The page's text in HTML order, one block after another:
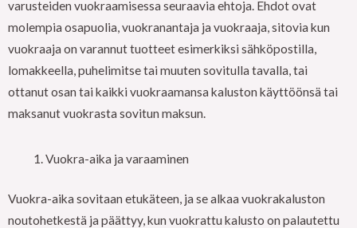
varusteiden vuokraamisessa seuraavia ehtoja. Ehdot ovat
molempia osapuolia, vuokranantaja ja vuokraaja, sitovia kun
vuokraaja on varannut tuotteet esimerkiksi sähköpostilla,
lomakkeella, puhelimitse tai muuten sovitulla tavalla, tai
ottanut osan tai kaikki vuokraamansa kaluston käyttöönsä tai
maksanut vuokrasta sovitun maksun.
Vuokra-aika ja varaaminen
Vuokra-aika sovitaan etukäteen, ja se alkaa vuokrakaluston
noutohetkestä ja päättyy, kun vuokrattu kalusto on palautettu